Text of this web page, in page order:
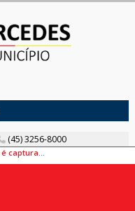
(45) 3256-8000
Pintado de 18 quilos é capturado no Lago de Itaipu, em Mercedes